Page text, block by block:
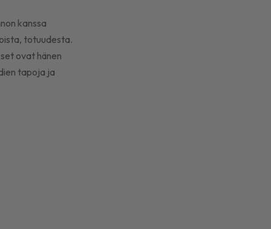
kanssa
totuudesta.
ovat hänen
tapoja ja